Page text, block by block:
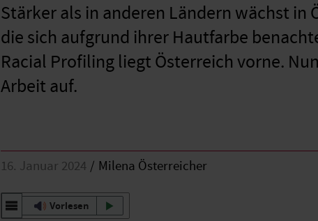
Stärker als in anderen Ländern wächst in
die sich aufgrund ihrer Hautfarbe
Racial Profiling liegt Österreich vorne.
Arbeit auf.
16. Januar 2024 Milena Österreicher
Vorlesen